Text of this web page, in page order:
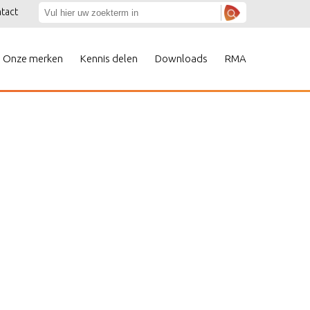
Onze merken Kennis delen Downloads RMA